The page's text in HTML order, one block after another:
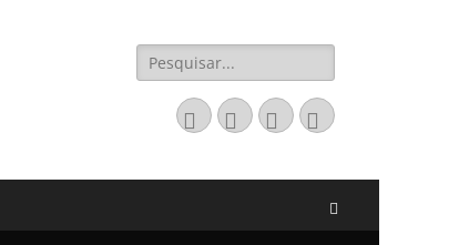
Pesquisar
por:
EmailLinkedIn
Website
Fone